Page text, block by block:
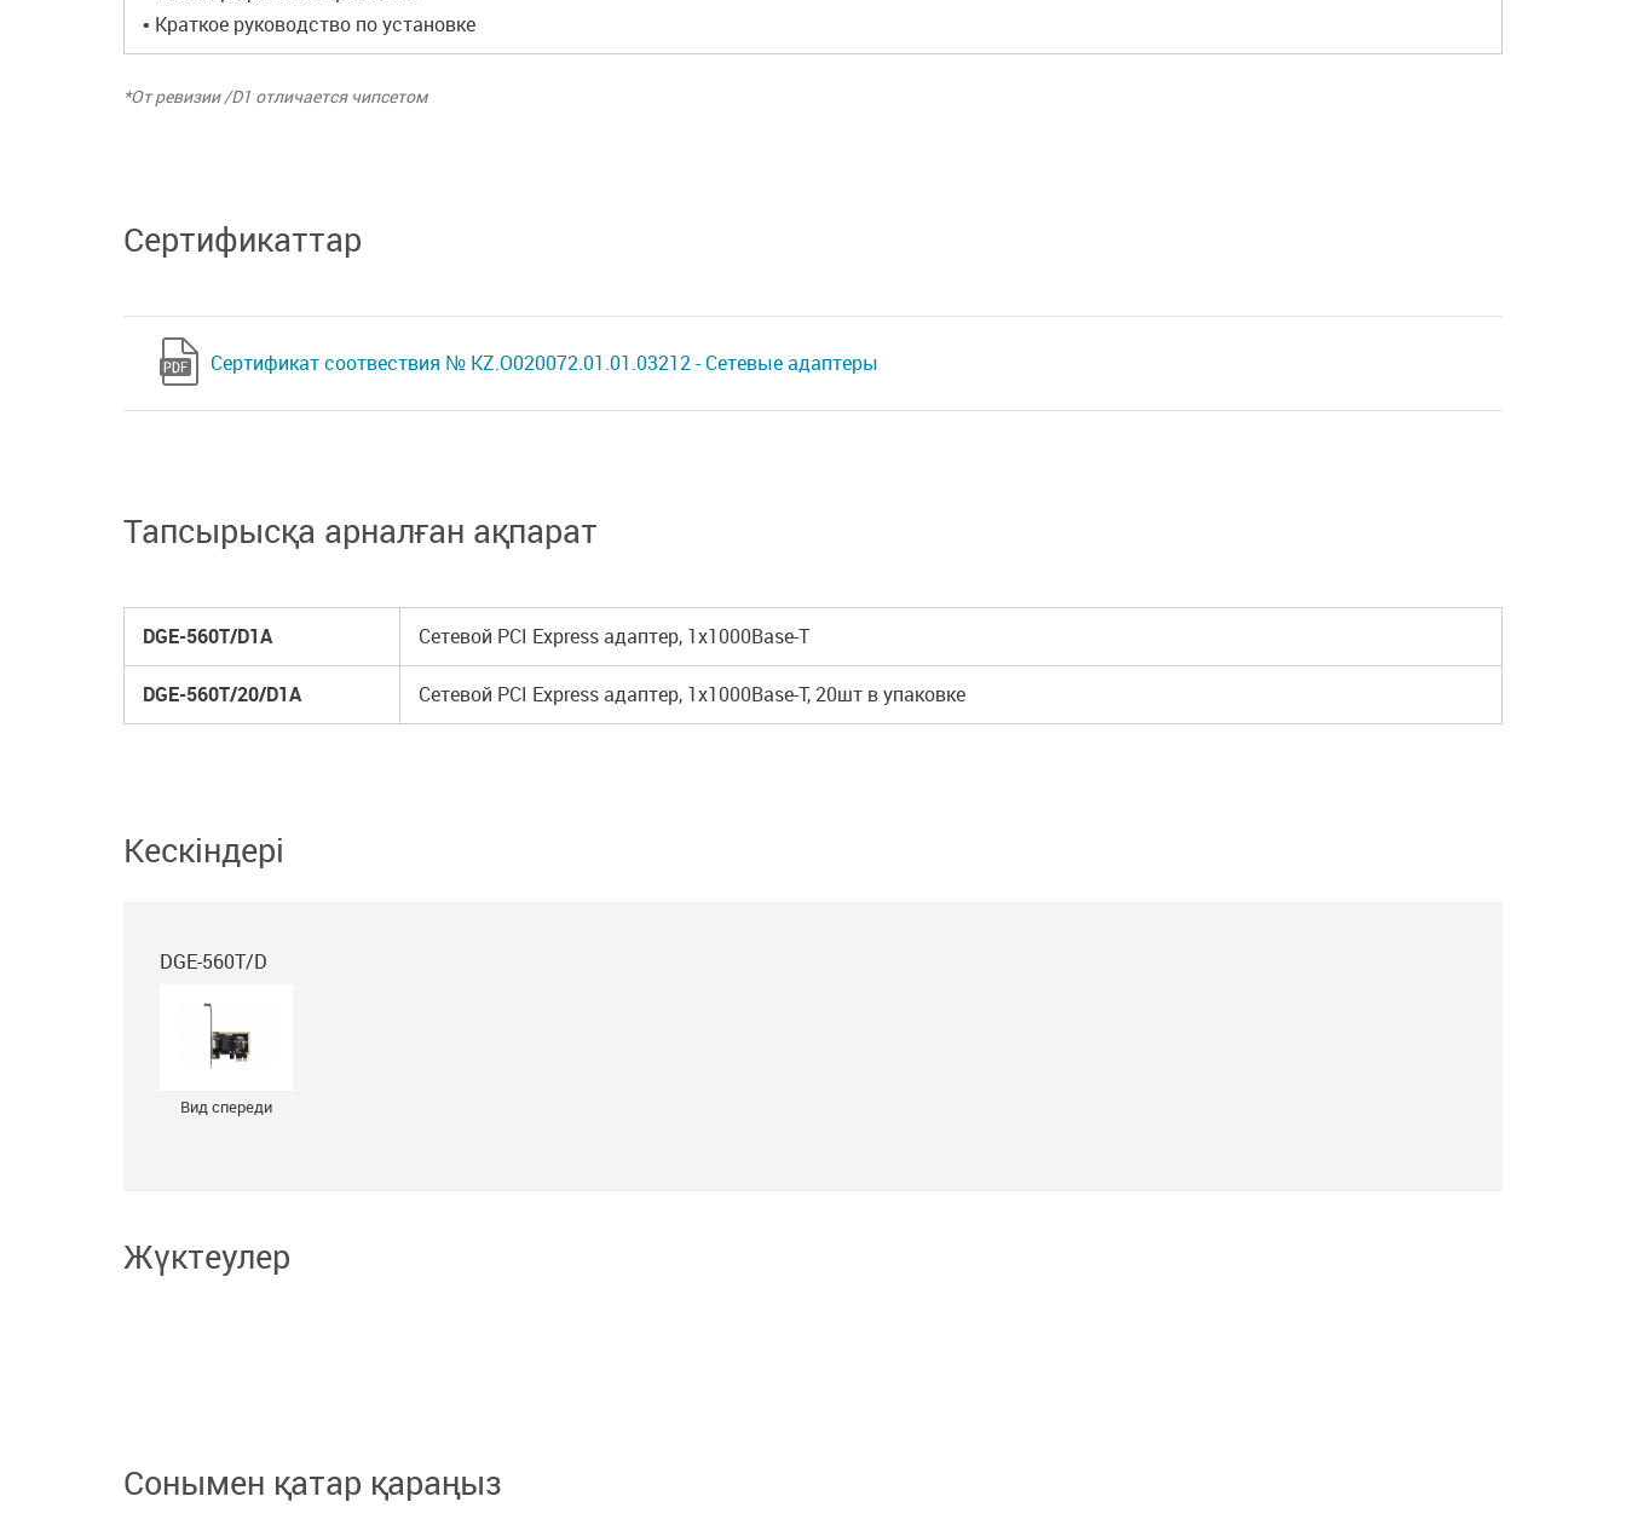
• Краткое руководство по установке
*От ревизии /D1 отличается чипсетом
Сертификаттар
Сертификат соотвествия № KZ.O020072.01.01.03212 - Сетевые адаптеры
Тапсырысқа арналған ақпарат
DGE-560T/D1A Сетевой PCI Express адаптер, 1x1000Base-T
DGE-560T/20/D1A Сетевой PCI Express адаптер, 1x1000Base-T, 20шт в упаковке
Кескіндері
DGE-560T/D
Вид спереди
Жүктеулер
Сонымен қатар қараңыз